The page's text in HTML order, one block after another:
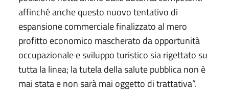
affinché anche questo nuovo tentativo di
espansione commerciale finalizzato al mero
profitto economico mascherato da opportunità
occupazionale e sviluppo turistico sia rigettato su
tutta la linea; la tutela della salute pubblica non è
mai stata e non sarà mai oggetto di trattativa”.